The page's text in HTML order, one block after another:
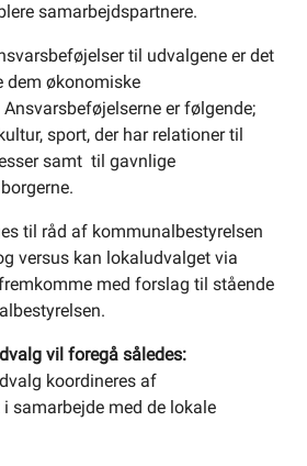
samarbejdspartnere.
til udvalgene er det
økonomiske
er følgende;
sport, der har relationer til
samt til gavnlige
til råd af kommunalbestyrelsen
versus kan lokaludvalget via
med forslag til stående
vil foregå således:
koordineres af
samarbejde med de lokale